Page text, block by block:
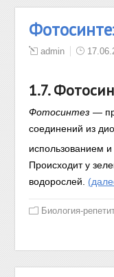
admin
1.7.
Фотосинтез —
соединений из
использованием и
Происходит у
водорослей.
Биология-